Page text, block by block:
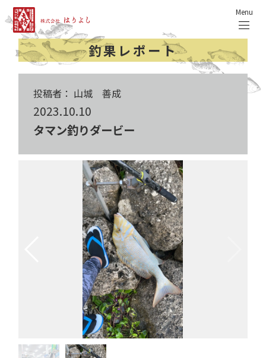
Menu
釣果レポート
投稿者： 山城 善成
2023.10.10
タマン釣りダービー